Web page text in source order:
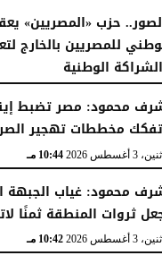
حزب «المصريين»
للمصريين بالخارج
الوطنية
محمود: مصر تضبط
مخططات تهجير
3 أغسطس 2026 10:44 مـ
محمود: غياب الجبهة
ثروات المنطقة ثمنًا
3 أغسطس 2026 10:42 مـ